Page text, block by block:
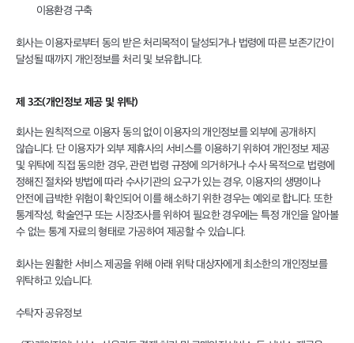
이용환경 구축
회사는 이용자로부터 동의 받은 처리목적이 달성되거나 법령에 따른 보존기간이
달성될 때까지 개인정보를 처리 및 보유합니다.
제 3조(개인정보 제공 및 위탁)
회사는 원칙적으로 이용자 동의 없이 이용자의 개인정보를 외부에 공개하지
않습니다. 단 이용자가 외부 제휴사의 서비스를 이용하기 위하여 개인정보 제공
및 위탁에 직접 동의한 경우, 관련 법령 규정에 의거하거나 수사 목적으로 법령에
정해진 절차와 방법에 따라 수사기관의 요구가 있는 경우, 이용자의 생명이나
안전에 급박한 위험이 확인되어 이를 해소하기 위한 경우는 예외로 합니다. 또한
통계작성, 학술연구 또는 시장조사를 위하여 필요한 경우에는 특정 개인을 알아볼
수 없는 통계 자료의 형태로 가공하여 제공할 수 있습니다.
회사는 원활한 서비스 제공을 위해 아래 위탁 대상자에게 최소한의 개인정보를
위탁하고 있습니다.
수탁자 공유정보